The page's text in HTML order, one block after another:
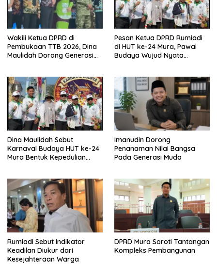
Wakili Ketua DPRD di
Pembukaan TTB 2026, Dina
Maulidah Dorong Generasi
Pesan Ketua DPRD Rumiadi
di HUT ke-24 Mura, Pawai
Budaya Wujud Nyata
Dina Maulidah Sebut
Karnaval Budaya HUT ke-24
Mura Bentuk Kepedulian
Imanudin Dorong
Penanaman Nilai Bangsa
Pada Generasi Muda
Rumiadi Sebut Indikator
Keadilan Diukur dari
Kesejahteraan Warga
DPRD Mura Soroti Tantangan
Kompleks Pembangunan